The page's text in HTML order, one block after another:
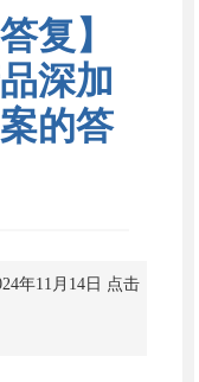
复】
深加
的答
年11月14日 点击